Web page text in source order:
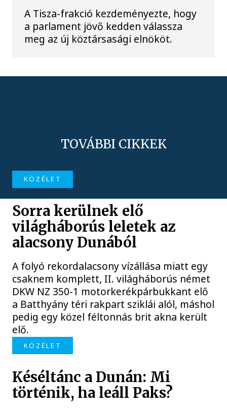
A Tisza-frakció kezdeményezte, hogy
a parlament jövő kedden válassza
meg az új köztársasági elnököt.
TOVÁBBI CIKKEK
KÖZÉLET
Sorra kerülnek elő
világháborús leletek az
alacsony Dunából
A folyó rekordalacsony vízállása miatt egy
csaknem komplett, II. világháborús német
DKW NZ 350-1 motorkerékpárbukkant elő
a Batthyány téri rakpart sziklái alól, máshol
pedig egy közel féltonnás brit akna került
elő.
KÖZÉLET
Késéltánc a Dunán: Mi
történik, ha leáll Paks?